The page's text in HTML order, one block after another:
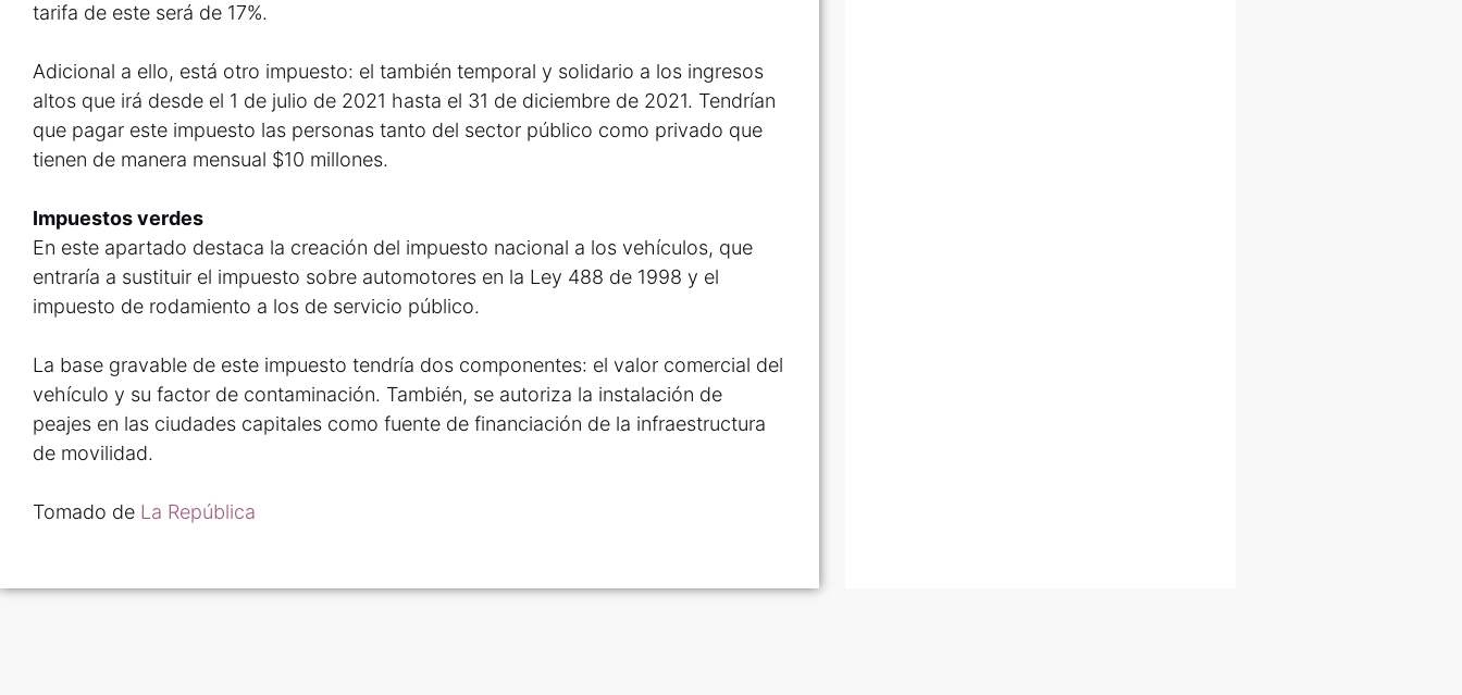
tarifa de este será de 17%.
Adicional a ello, está otro impuesto: el también temporal y solidario a los ingresos
altos que irá desde el 1 de julio de 2021 hasta el 31 de diciembre de 2021. Tendrían
que pagar este impuesto las personas tanto del sector público como privado que
tienen de manera mensual $10 millones.
Impuestos verdes
En este apartado destaca la creación del impuesto nacional a los vehículos, que
entraría a sustituir el impuesto sobre automotores en la Ley 488 de 1998 y el
impuesto de rodamiento a los de servicio público.
La base gravable de este impuesto tendría dos componentes: el valor comercial del
vehículo y su factor de contaminación. También, se autoriza la instalación de
peajes en las ciudades capitales como fuente de financiación de la infraestructura
de movilidad.
Tomado de La República